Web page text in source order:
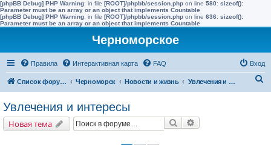
[phpBB Debug] PHP Warning: in file [ROOT]/phpbb/session.php on line 580: sizeof():
Parameter must be an array or an object that implements Countable
[phpBB Debug] PHP Warning: in file [ROOT]/phpbb/session.php on line 636: sizeof():
Parameter must be an array or an object that implements Countable
Черноморское
Правила Интерактивная карта FAQ Вход
Список форумов Черноморск Новости и жизнь Увлечения и интересы
Увлечения и интересы
Новая тема Поиск